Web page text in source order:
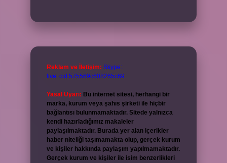
Reklam ve İletişim: Skype:
live:.cid.575569c608265c69
Yasal Uyarı: Bu internet sitesi, herhangi bir
marka, kurum veya şahıs şirketi ile hiçbir
bağlantısı bulunmamaktadır. Sitede yalnızca
kendi hazırladığımız makaleler
paylaşılmaktadır. Burada yer alan içerikler
haber niteliği taşımamakta olup, gerçek kurum
ve kişiler hakkında paylaşım yapılmamaktadır.
Gerçek kurum ve kişiler ile isim benzerlikleri